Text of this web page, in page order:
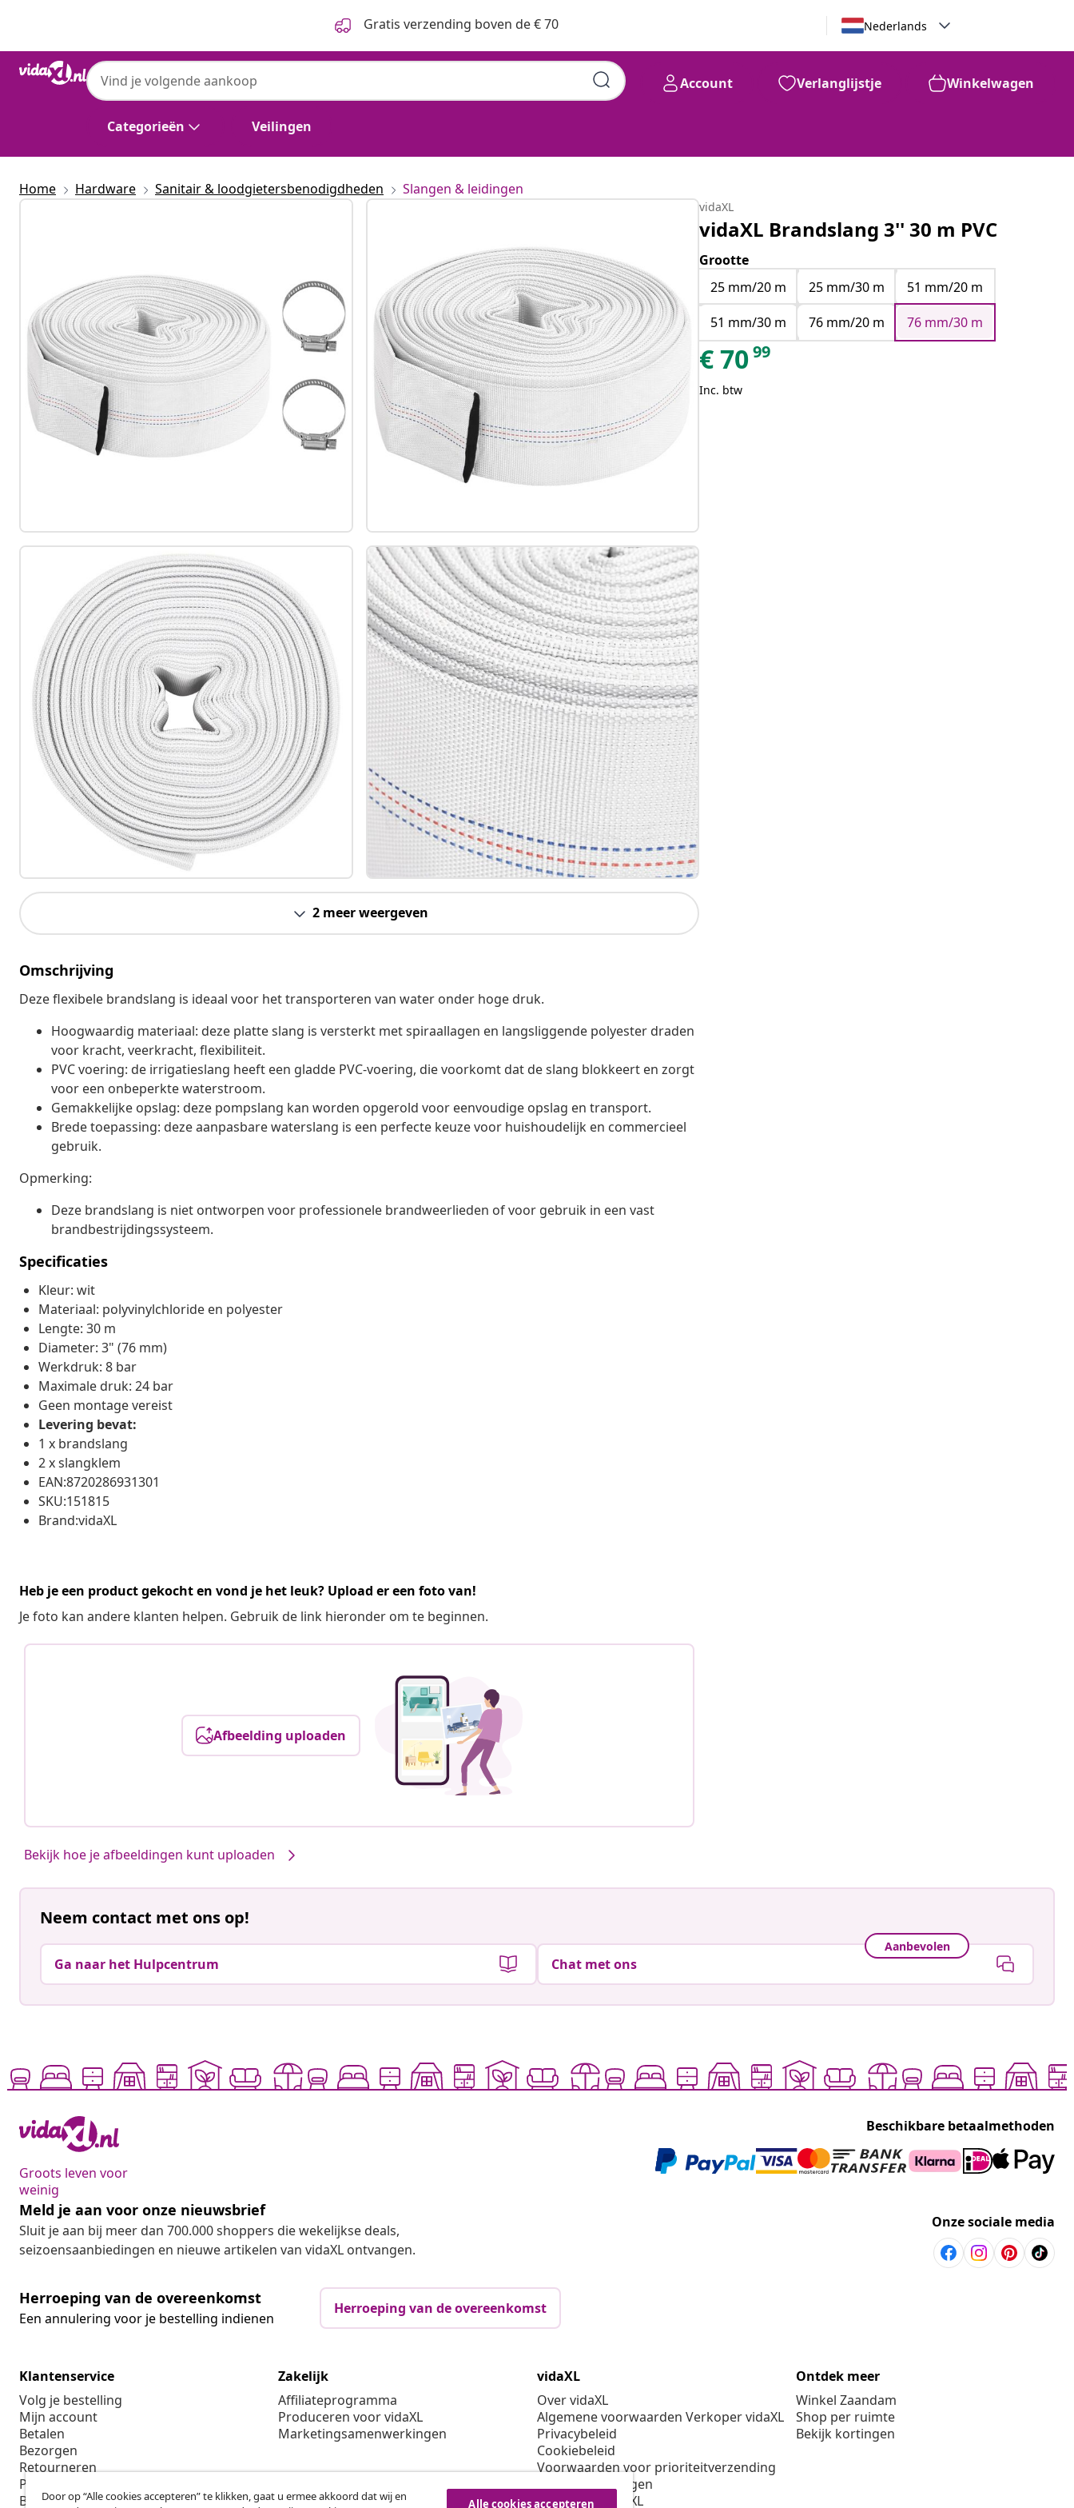
Gratis verzending boven de € 70 Nederlands
Categorieën Veilingen
Account Verlanglijstje Winkelwagen
Home Hardware Sanitair & loodgietersbenodigdheden Slangen & leidingen
2 meer weergeven
Omschrijving
Deze flexibele brandslang is ideaal voor het transporteren van water onder hoge druk.
Hoogwaardig materiaal: deze platte slang is versterkt met spiraallagen en langsliggende polyester draden
voor kracht, veerkracht, flexibiliteit.
PVC voering: de irrigatieslang heeft een gladde PVC-voering, die voorkomt dat de slang blokkeert en zorgt
voor een onbeperkte waterstroom.
Gemakkelijke opslag: deze pompslang kan worden opgerold voor eenvoudige opslag en transport.
Brede toepassing: deze aanpasbare waterslang is een perfecte keuze voor huishoudelijk en commercieel
gebruik.
Opmerking:
Deze brandslang is niet ontworpen voor professionele brandweerlieden of voor gebruik in een vast
brandbestrijdingssysteem.
Specificaties
Kleur: wit
Materiaal: polyvinylchloride en polyester
Lengte: 30 m
Diameter: 3" (76 mm)
Werkdruk: 8 bar
Maximale druk: 24 bar
Geen montage vereist
Levering bevat:
1 x brandslang
2 x slangklem
EAN:8720286931301
SKU:151815
Brand:vidaXL
Heb je een product gekocht en vond je het leuk? Upload er een foto van!
Je foto kan andere klanten helpen. Gebruik de link hieronder om te beginnen.
Afbeelding uploaden
Bekijk hoe je afbeeldingen kunt uploaden
vidaXL
vidaXL Brandslang 3'' 30 m PVC
Grootte
25 mm/20 m
25 mm/30 m
51 mm/20 m
51 mm/30 m
76 mm/20 m 76 mm/30 m
€7099
Inc. btw
Neem contact met ons op!
Ga naar het Hulpcentrum
Aanbevolen
Chat met ons
Groots leven voor
weinig
Beschikbare betaalmethoden
Meld je aan voor onze nieuwsbrief
Sluit je aan bij meer dan 700.000 shoppers die wekelijkse deals,
seizoensaanbiedingen en nieuwe artikelen van vidaXL ontvangen.
Onze sociale media
Herroeping van de overeenkomst
Een annulering voor je bestelling indienen
Herroeping van de overeenkomst
Klantenservice
Volg je bestelling
Mijn account
Betalen
Bezorgen
Retourneren
Productinformatie
Bestellen
Zakelijk
Affiliateprogramma
Produceren voor vidaXL
Marketingsamenwerkingen
vidaXL
Over vidaXL
Algemene voorwaarden Verkoper vidaXL
Privacybeleid
Cookiebeleid
Voorwaarden voor prioriteitverzending
Cookie-instellingen
Werken bij vidaXL
Ontdek meer
Winkel Zaandam
Shop per ruimte
Bekijk kortingen
Door op “Alle cookies accepteren” te klikken, gaat u ermee akkoord dat wij en
Alle cookies accepteren